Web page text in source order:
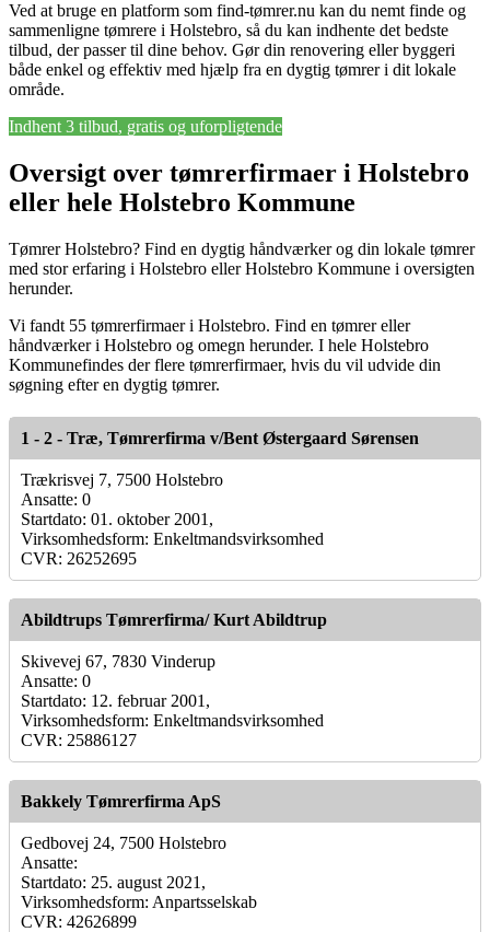
Ved at bruge en platform som find-tømrer.nu kan du nemt finde og
sammenligne tømrere i Holstebro, så du kan indhente det bedste
tilbud, der passer til dine behov. Gør din renovering eller byggeri
både enkel og effektiv med hjælp fra en dygtig tømrer i dit lokale
område.
Indhent 3 tilbud, gratis og uforpligtende
Oversigt over tømrerfirmaer i Holstebro
eller hele Holstebro Kommune
Tømrer Holstebro? Find en dygtig håndværker og din lokale tømrer
med stor erfaring i Holstebro eller Holstebro Kommune i oversigten
herunder.
Vi fandt 55 tømrerfirmaer i Holstebro. Find en tømrer eller
håndværker i Holstebro og omegn herunder. I hele Holstebro
Kommunefindes der flere tømrerfirmaer, hvis du vil udvide din
søgning efter en dygtig tømrer.
1 - 2 - Træ, Tømrerfirma v/Bent Østergaard Sørensen
Trækrisvej 7, 7500 Holstebro
Ansatte: 0
Startdato: 01. oktober 2001,
Virksomhedsform: Enkeltmandsvirksomhed
CVR: 26252695
Abildtrups Tømrerfirma/ Kurt Abildtrup
Skivevej 67, 7830 Vinderup
Ansatte: 0
Startdato: 12. februar 2001,
Virksomhedsform: Enkeltmandsvirksomhed
CVR: 25886127
Bakkely Tømrerfirma ApS
Gedbovej 24, 7500 Holstebro
Ansatte:
Startdato: 25. august 2021,
Virksomhedsform: Anpartsselskab
CVR: 42626899